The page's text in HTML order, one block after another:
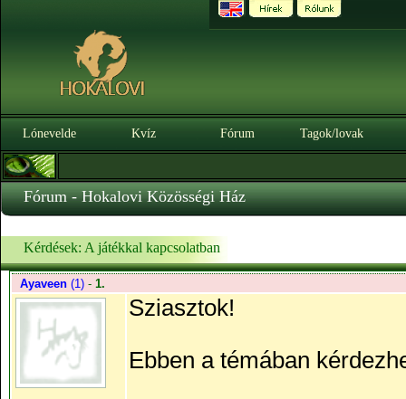
Lónevelde Kvíz Fórum Tagok/lovak
Fórum - Hokalovi Közösségi Ház
Kérdések: A játékkal kapcsolatban
Ayaveen(1) - 1.
Sziasztok!
Ebben a témában